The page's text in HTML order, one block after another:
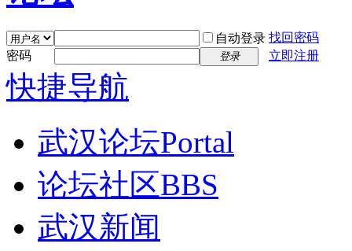
自动登录 找回密码
密码
登录 立即注册
快捷导航
武汉论坛Portal
论坛社区BBS
武汉新闻